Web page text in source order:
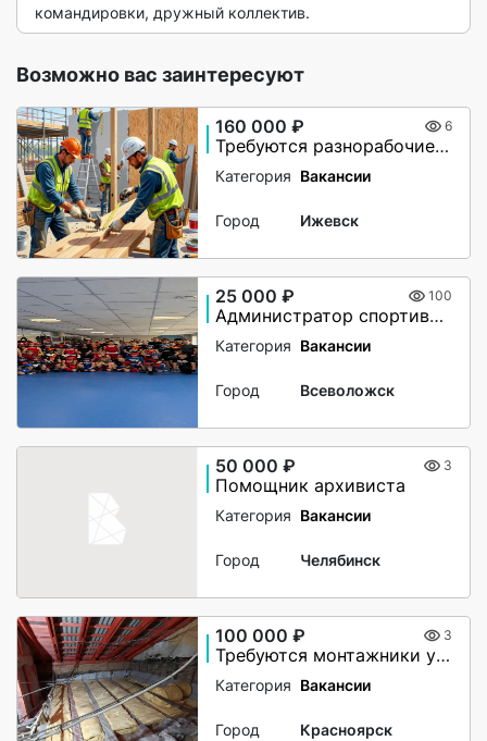
командировки, дружный коллектив.
Возможно вас заинтересуют
160 000 ₽ 6
Требуются разнорабочие, монтажники. Вахта в Великий Новгород
Категория Вакансии
Город Ижевск
25 000 ₽ 100
Администратор спортивного клуба
Категория Вакансии
Город Всеволожск
50 000 ₽ 3
Помощник архивиста
Категория Вакансии
Город Челябинск
100 000 ₽ 3
Требуются монтажники утепления чердачного помещения
Категория Вакансии
Город Красноярск